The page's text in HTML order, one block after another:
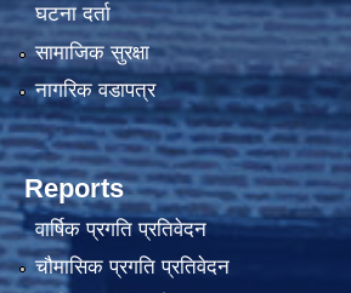
घटना दर्ता
सामाजिक सुरक्षा
नागरिक वडापत्र
Reports
वार्षिक प्रगति प्रतिवेदन
चौमासिक प्रगति प्रतिवेदन